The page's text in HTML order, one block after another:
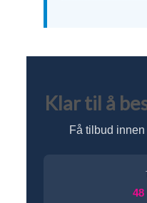
Klar til å
Få tilbud
48